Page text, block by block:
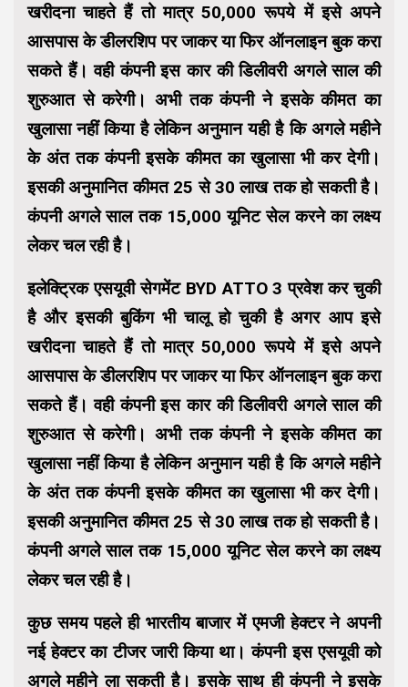
खरीदना चाहते हैं तो मात्र 50,000 रूपये में इसे अपने
आसपास के डीलरशिप पर जाकर या फिर ऑनलाइन बुक करा
सकते हैं। वही कंपनी इस कार की डिलीवरी अगले साल की
शुरुआत से करेगी। अभी तक कंपनी ने इसके कीमत का
खुलासा नहीं किया है लेकिन अनुमान यही है कि अगले महीने
के अंत तक कंपनी इसके कीमत का खुलासा भी कर देगी।
इसकी अनुमानित कीमत 25 से 30 लाख तक हो सकती है।
कंपनी अगले साल तक 15,000 यूनिट सेल करने का लक्ष्य
लेकर चल रही है।
इलेक्ट्रिक एसयूवी सेगमेंट BYD ATTO 3 प्रवेश कर चुकी
है और इसकी बुकिंग भी चालू हो चुकी है अगर आप इसे
खरीदना चाहते हैं तो मात्र 50,000 रूपये में इसे अपने
आसपास के डीलरशिप पर जाकर या फिर ऑनलाइन बुक करा
सकते हैं। वही कंपनी इस कार की डिलीवरी अगले साल की
शुरुआत से करेगी। अभी तक कंपनी ने इसके कीमत का
खुलासा नहीं किया है लेकिन अनुमान यही है कि अगले महीने
के अंत तक कंपनी इसके कीमत का खुलासा भी कर देगी।
इसकी अनुमानित कीमत 25 से 30 लाख तक हो सकती है।
कंपनी अगले साल तक 15,000 यूनिट सेल करने का लक्ष्य
लेकर चल रही है।
कुछ समय पहले ही भारतीय बाजार में एमजी हेक्टर ने अपनी
नई हेक्टर का टीजर जारी किया था। कंपनी इस एसयूवी को
अगले महीने ला सकती है। इसके साथ ही कंपनी ने इसके